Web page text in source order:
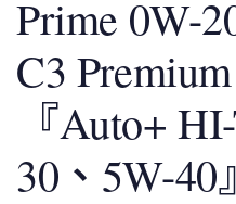
Prime 0W-
C3 Premium
『Auto+
30、5W-40』